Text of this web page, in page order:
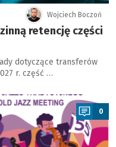
Wojciech Boczoń
retencję części
dotyczące transferów
r. część …
0